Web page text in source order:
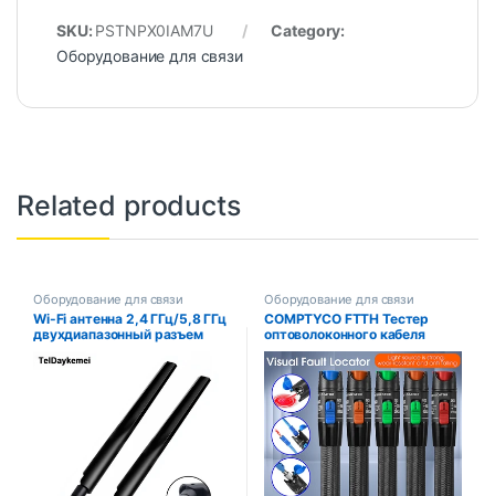
SKU: PSTNPX0IAM7U
Category:
Оборудование для связи
Related products
Оборудование для связи
Wi-Fi антенна 2,4 ГГц/5,8 ГГц
двухдиапазонный разъем
карты PCI камеры USB-
адаптер беспроводной
сетевой маршрутизатор
Оборудование для связи
COMPTYCO FTTH Тестер
оптоволоконного кабеля
Ручка 1/10/20/30/50 МВт
Визуальный локатор
неисправностей SC/FC/ST
Интерфейс 2,5 мм VFL
Диапазон 5-50 км